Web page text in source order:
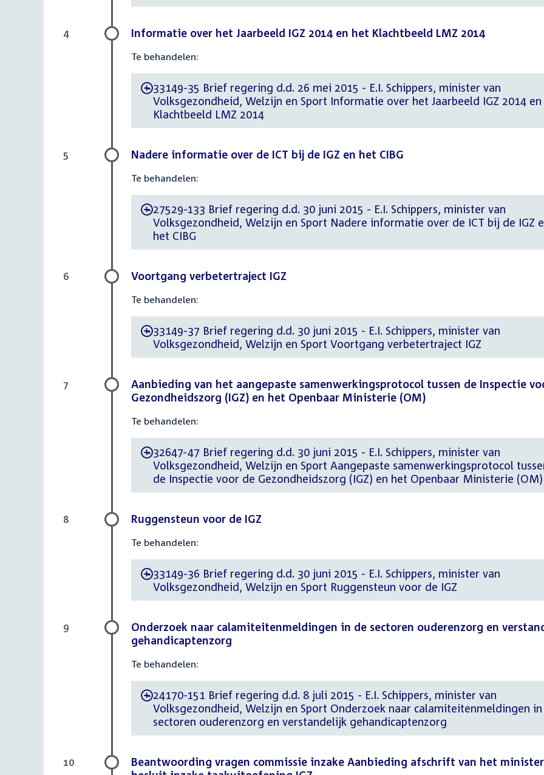
Informatie over het Jaarbeeld IGZ 2014 en het Klachtbeeld LMZ 2014
Te behandelen:
-33149-35 Brief regering d.d. 26 mei 2015 - E.I. Schippers, minister van
Volksgezondheid, Welzijn en Sport Informatie over het Jaarbeeld IGZ 2014
Klachtbeeld LMZ 2014
4
Nadere informatie over de ICT bij de IGZ en het CIBG
Te behandelen:
-27529-133 Brief regering d.d. 30 juni 2015 - E.I. Schippers, minister van
Volksgezondheid, Welzijn en Sport Nadere informatie over de ICT bij de IGZ
het CIBG
5
Voortgang verbetertraject IGZ
Te behandelen:
-33149-37 Brief regering d.d. 30 juni 2015 - E.I. Schippers, minister van
Volksgezondheid, Welzijn en Sport Voortgang verbetertraject IGZ
6
Aanbieding van het aangepaste samenwerkingsprotocol tussen de Inspectie
Gezondheidszorg (IGZ) en het Openbaar Ministerie (OM)
Te behandelen:
-32647-47 Brief regering d.d. 30 juni 2015 - E.I. Schippers, minister van
Volksgezondheid, Welzijn en Sport Aangepaste samenwerkingsprotocol
de Inspectie voor de Gezondheidszorg (IGZ) en het Openbaar Ministerie (OM)
7
Ruggensteun voor de IGZ
Te behandelen:
-33149-36 Brief regering d.d. 30 juni 2015 - E.I. Schippers, minister van
Volksgezondheid, Welzijn en Sport Ruggensteun voor de IGZ
8
Onderzoek naar calamiteitenmeldingen in de sectoren ouderenzorg en
gehandicaptenzorg
Te behandelen:
-24170-151 Brief regering d.d. 8 juli 2015 - E.I. Schippers, minister van
Volksgezondheid, Welzijn en Sport Onderzoek naar calamiteitenmeldingen
sectoren ouderenzorg en verstandelijk gehandicaptenzorg
9
Beantwoording vragen commissie inzake Aanbieding afschrift van het
10